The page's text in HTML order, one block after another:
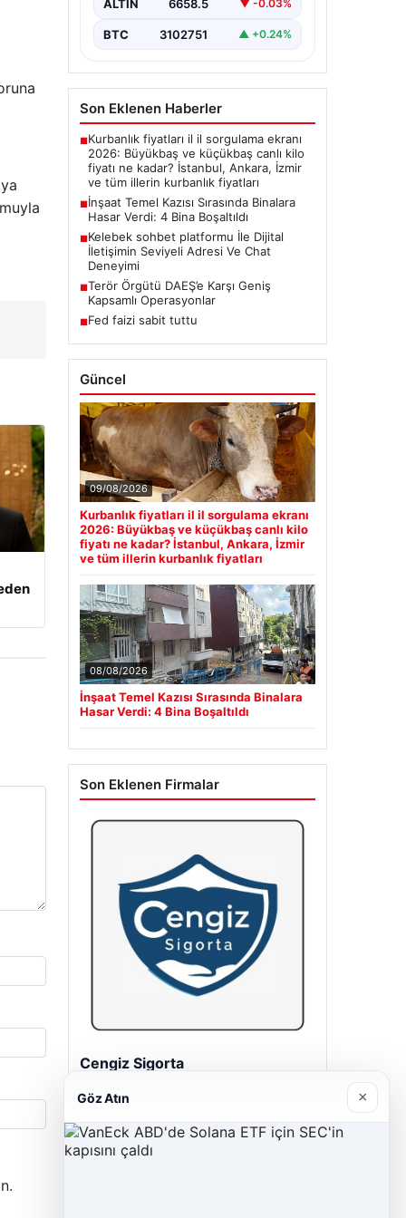
ALTIN 6658.5 ▼ -0.03%
BTC 3102751 ▲ +0.24%
Son Eklenen Haberler
■Kurbanlık fiyatları il il sorgulama ekranı
2026: Büyükbaş ve küçükbaş canlı kilo
fiyatı ne kadar? İstanbul, Ankara, İzmir
ve tüm illerin kurbanlık fiyatları
■İnşaat Temel Kazısı Sırasında Binalara
Hasar Verdi: 4 Bina Boşaltıldı
■Kelebek sohbet platformu İle Dijital
İletişimin Seviyeli Adresi Ve Chat
Deneyimi
■Terör Örgütü DAEŞ’e Karşı Geniş
Kapsamlı Operasyonlar
■Fed faizi sabit tuttu
Güncel
09/08/2026
Kurbanlık fiyatları il il sorgulama ekranı
2026: Büyükbaş ve küçükbaş canlı kilo
fiyatı ne kadar? İstanbul, Ankara, İzmir
ve tüm illerin kurbanlık fiyatları
08/08/2026
İnşaat Temel Kazısı Sırasında Binalara
Hasar Verdi: 4 Bina Boşaltıldı
Son Eklenen Firmalar
Cengiz Sigorta
Göz Atın ×